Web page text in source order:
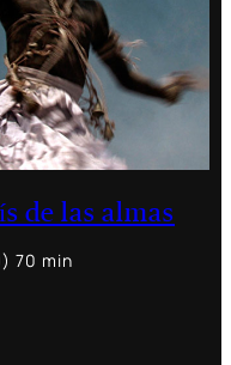
de las almas
70 min